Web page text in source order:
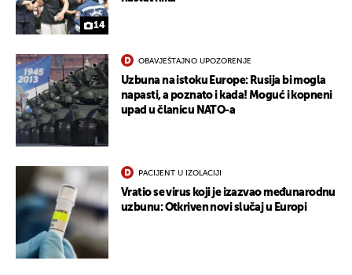
14
OBAVJEŠTAJNO UPOZORENJE
Uzbuna na istoku Europe: Rusija bi mogla
napasti, a poznato i kada! Moguć i kopneni
upad u članicu NATO-a
PACIJENT U IZOLACIJI
Vratio se virus koji je izazvao međunarodnu
uzbunu: Otkriven novi slučaj u Europi